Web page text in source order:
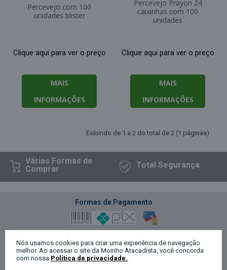
Percevejo com 100
unidades blister
Clique aqui para ver o preço
MAIS
INFORMAÇÕES
Percevejo Prayon 24
caixinhas com 100
unidades
Clique aqui para ver o preço
MAIS
INFORMAÇÕES
Exibindo de 1 a 2 do total de 2 (1 páginas)
Várias Formasde
Comprar
Total Segurança
Nós usamos cookies para criar uma experiência de navegação
melhor. Ao acessar o site da Moinho Atacadista, você concorda
com nossa Política de privacidade.
Formas de Pagamento